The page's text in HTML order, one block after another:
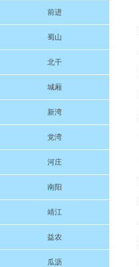
前进
蜀山
北干
城厢
新湾
党湾
河庄
南阳
靖江
益农
瓜沥